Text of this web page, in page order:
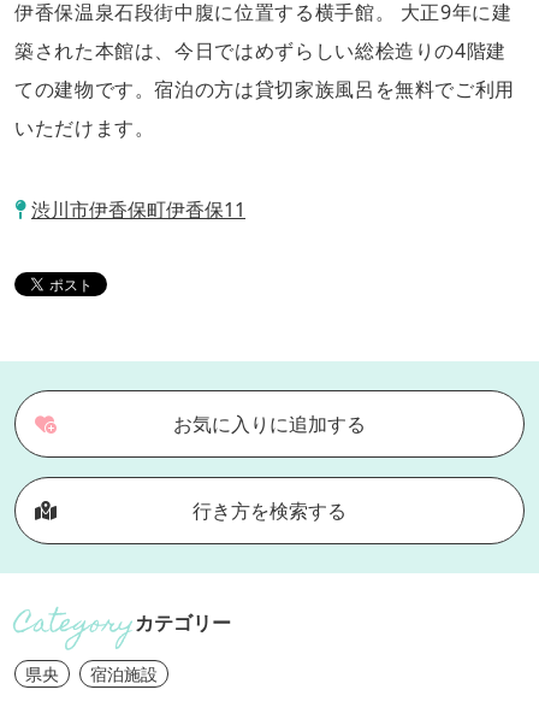
伊香保温泉石段街中腹に位置する横手館。 大正9年に建
築された本館は、今日ではめずらしい総桧造りの4階建
ての建物です。宿泊の方は貸切家族風呂を無料でご利用
いただけます。
渋川市伊香保町伊香保11
お気に入りに追加する
行き方を検索する
カテゴリー
県央 宿泊施設